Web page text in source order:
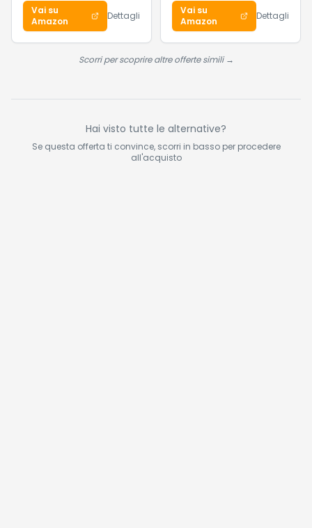
Tripla Azione
Antinvecchiamento
| Uso Quotidiano
Vai su
Amazon
Dettagli
cm, Induzione, Gas e
Forno, Rivestimento
Titanium Per
Mantenere il Calore
Vai su
Amazon
Dettagli
Scorri per scoprire altre offerte simili →
Hai visto tutte le alternative?
Se questa offerta ti convince, scorri in basso per procedere
all'acquisto